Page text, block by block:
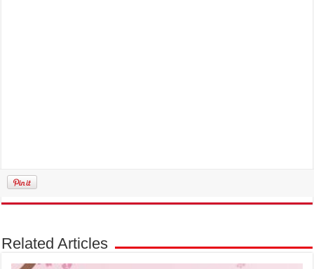
Related Articles